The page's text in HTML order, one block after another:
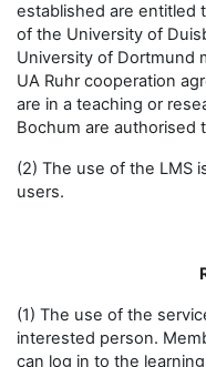
established are entitled
of the University of
University of Dortmund
UA Ruhr cooperation
are in a teaching or
Bochum are authorised
(2) The use of the LMS
users.
(1) The use of the
interested person.
can log in to the